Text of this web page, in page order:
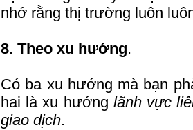
nhớ rằng thị trường luôn
8. Theo xu hướng.
Có ba xu hướng mà bạn
hai là xu hướng lãnh vực
giao dịch.